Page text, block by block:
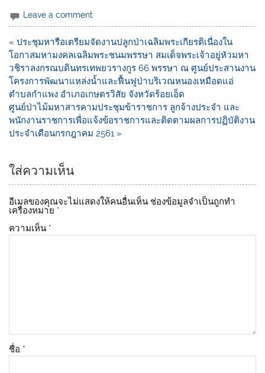
e
c
e
b
o
o
k
p
y
Li
n
k
Leave a comment
« ประชุมหารือเตรียมจัดงานปลูกป่าเฉลิมพระเกียรติเนื่องใน
โอกาสมหามงคลเฉลิมพระชนมพรรษา สมเด็จพระเจ้าอยู่หัวมหา
วชิราลงกรณบดินทรเทพยวรางกูร 66 พรรษา ณ ศูนย์ประสานงาน
โครงการพัฒนาแหล่งน้ำและฟื้นฟูป่าบริเวณหนองเหมือดแอ่
ตำบลกำแพง อำเภอเกษตรวิสัย จังหวัดร้อยเอ็ด
ศูนย์ป่าไม้มหาสารคามประชุมข้าราชการ ลูกจ้างประจำ และ
พนักงานราชการเพื่อแจ้งข้อราชการและติดตามผลการปฏิบัติงาน
ประจำเดือนกรกฎาคม 2561 »
ใส่ความเห็น
อีเมลของคุณจะไม่แสดงให้คนอื่นเห็น ช่องข้อมูลจำเป็นถูกทำ
เครื่องหมาย *
ความเห็น *
ชื่อ *